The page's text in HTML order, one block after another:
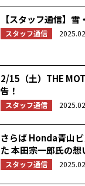
【スタッフ通信】
スタッフ通信
2/15（土）THE
告！
スタッフ通信
さらば Honda青山
た 本田宗一郎氏の想
スタッフ通信